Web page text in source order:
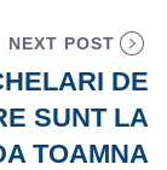
NEXT POST
DE
SUNT LA
TOAMNA